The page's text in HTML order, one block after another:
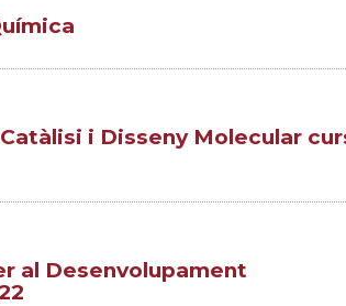
i Disseny Molecular
al Desenvolupament